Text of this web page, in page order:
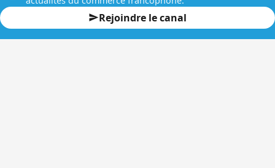
Rejoindre le canal